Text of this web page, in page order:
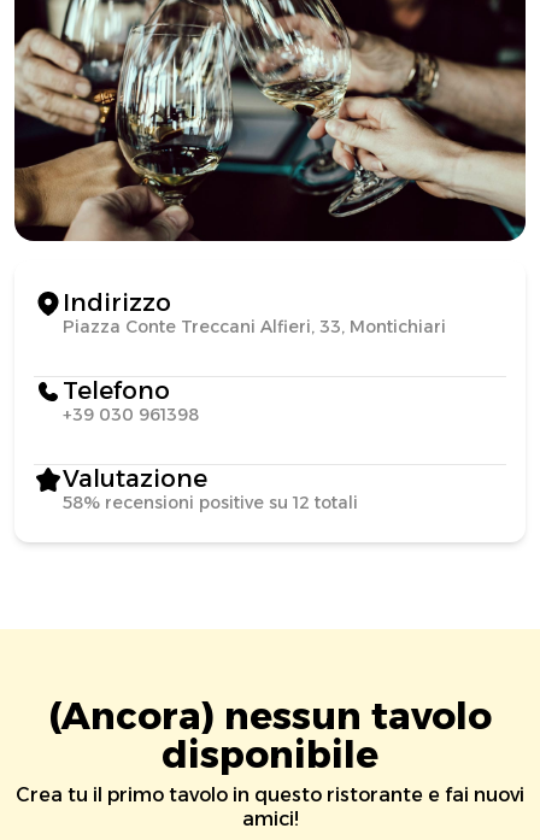
Indirizzo
Piazza Conte Treccani Alfieri, 33, Montichiari
Telefono
+39 030 961398
Valutazione
58% recensioni positive su 12 totali
(Ancora) nessun tavolo
disponibile
Crea tu il primo tavolo in questo ristorante e fai nuovi
amici!